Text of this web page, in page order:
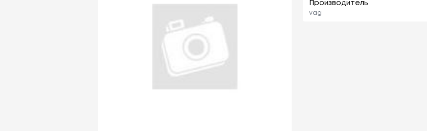
Производитель
vag